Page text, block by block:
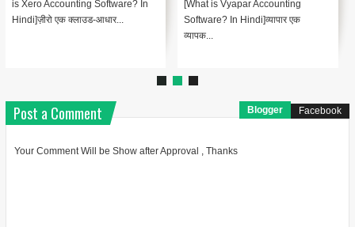
is Xero Accounting Software? In
Hindi]ज़ीरो एक क्लाउड-आधार...
[What is Vyapar Accounting
Software? In Hindi]व्यापार एक
व्यापक...
Post a Comment Blogger Facebook
Your Comment Will be Show after Approval , Thanks